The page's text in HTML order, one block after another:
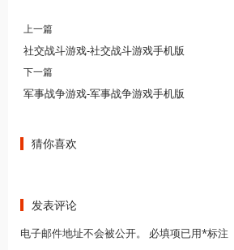
上一篇
社交战斗游戏-社交战斗游戏手机版
下一篇
军事战争游戏-军事战争游戏手机版
猜你喜欢
发表评论
电子邮件地址不会被公开。 必填项已用*标注